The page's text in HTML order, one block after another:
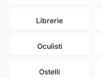
Librerie
Oculisti
Ostelli